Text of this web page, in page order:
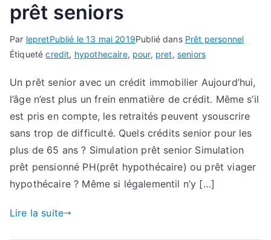
prêt seniors
Par lepretPublié le13 mai 2019Publié dans Prêt personnel
Étiquetécredit, hypothecaire, pour, pret, seniors
Un prêt senior avec un crédit immobilier Aujourd’hui,
l’âge n’est plus un frein enmatière de crédit. Même s’il
est pris en compte, les retraités peuvent ysouscrire
sans trop de difficulté. Quels crédits senior pour les
plus de 65 ans ? Simulation prêt senior Simulation
prêt pensionné PH(prêt hypothécaire) ou prêt viager
hypothécaire ? Même si légalementil n’y […]
Lire la suite